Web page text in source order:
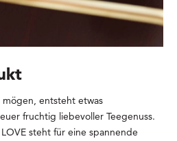
entsteht etwas
fruchtig liebevoller Teegenuss.
steht für eine spannende